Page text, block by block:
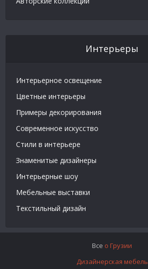
Интерьеры
Интерьерное освещение
Цветные интерьеры
Примеры декорирования
Современное искусство
Стили в интерьере
Знаменитые дизайнеры
Интерьерные шоу
Мебельные выставки
Текстильный дизайн
Все о Грузии
Дизайнерская мебель